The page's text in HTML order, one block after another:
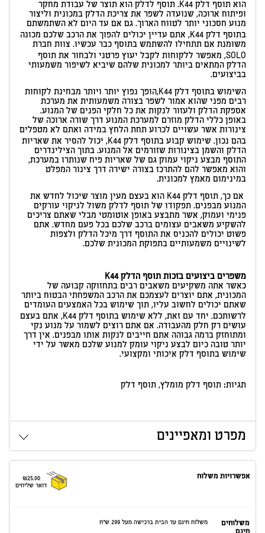
הוא תוסף דלק K44. תוסף לדלק הוא תוצר של עבודת מחקר
ופיתוח ארוכה, שנועדה לשפר את צריכת הדלק במכונית וליצור
מנוע חסכוני יותר לטווח הארוך. גם אם עד היום לא השתמשתם
בתוסף דלק K44, אתם עדיין יכולים להפוך את הרכב שלכם מכונה
משומנת אם תתחילו להשתמש בתוסף כבר עכשיו. צוות חברת
SOLO, מאפשר ללקוחות לקבל יעוץ פרטני ולבחור את תוסף
הדלק המתאים ביותר למכונית שלהם שיביא לשיפור משמעותי
בביצועים.
השימוש בתוסף דלק K44,הופך נפוץ יותר ויותר מבחינת לקוחות
רבים מפני שהוא אמור לשפר בצורה משמעותית את מערכת
אספקת הדלק ולעזור לנקות את כל חלקי הפנים של המנוע.
באופן כללי הדלק מוזרם למערכת המנוע דרך שורה ארוכה של
צינורות אשר עשויים לכרוע תחת הלחץ במידה ואתם לא מטפלים
בהם נכון. שימוש קבוע בתוסף דלק K44, יכול להסיר את שאריות
הדלק והשמן בצינורות שזורמים אל המנוע. בתוך הצילינדרים
התוסף מבצע ניקוי עמוק גם של שאריות פיח שנותרו במערכת,
והוא מאפשר להם להתרכז בצורה ישירה דרך צינור המפלט
במינימום מאמץ למכונית.
אם כך, תוסף דלק K44 הוא בעצם מעין מוצר שיכול לחדש את
המנוע מבפנים. תפקודו של תוסף לדלק משול לניקוי עורקים
פנימי ועמוק, אשר מתבצע באופן אוטומטי מבלי שאתם צריכים
להשקיע משאבים עצומים ברכב שלכם בכל פעם מחדש. אתם
פשוט יכולים להכניס את התוסף דרך מיכל הדלק ולצפות
לשינויים משמעותיים בתפוקת המכונית שלכם.
משפרים ביצועים בזכות תוסף הדלק K44
כאשר אתה משקיעים משאבים רבים בתחזוקה קבועה של
המכונית, אתם יוצרים לעצמכם את הרכב המשפחתי הבטוח ביותר
שאתם יכולים לחשוב עליו, תוך שימוש בכל האמצעים העומדים
לרשותכם. יחד עם זאת, ללא שימוש בתוסף דלק K44, אתם בעצם
עושים רק חלק מהעבודה. אם אתם רוצים לשמור על מנוע נקי
ומתוחזק ברמה גבוהה אתם חייבים לנקות אותו מבפנים. אין דרך
יותר טובה כיום לבצע ניקוי עומק למנוע שלכם מאשר על ידי
שימוש בתוסף דלק איכותי ומקצועי.
תגיות: תוסף דלק מומלץ, תוסף דלק
מפרט ומאפיינים
אפשרויות משלוח
₪25.00
דואר שליחים
משלוחים
משלוח חינם עד הבית ברכישה מעל 299 ש"ח